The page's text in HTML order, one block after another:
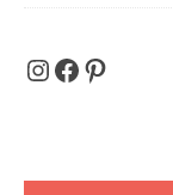
Et si on partait en
Facebook
Pinterest